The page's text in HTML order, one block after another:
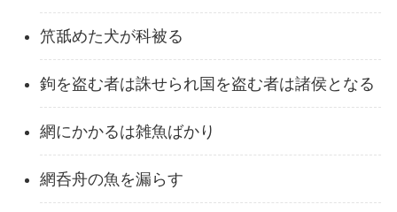
笊舐めた犬が科被る
鉤を盗む者は誅せられ国を盗む者は諸侯となる
網にかかるは雑魚ばかり
網呑舟の魚を漏らす